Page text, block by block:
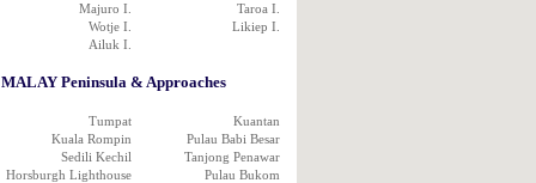
Majuro I.
Taroa I.
Wotje I.
Likiep I.
Ailuk I.
MALAY Peninsula & Approaches
Tumpat
Kuantan
Kuala Rompin
Pulau Babi Besar
Sedili Kechil
Tanjong Penawar
Horsburgh Lighthouse
Pulau Bukom